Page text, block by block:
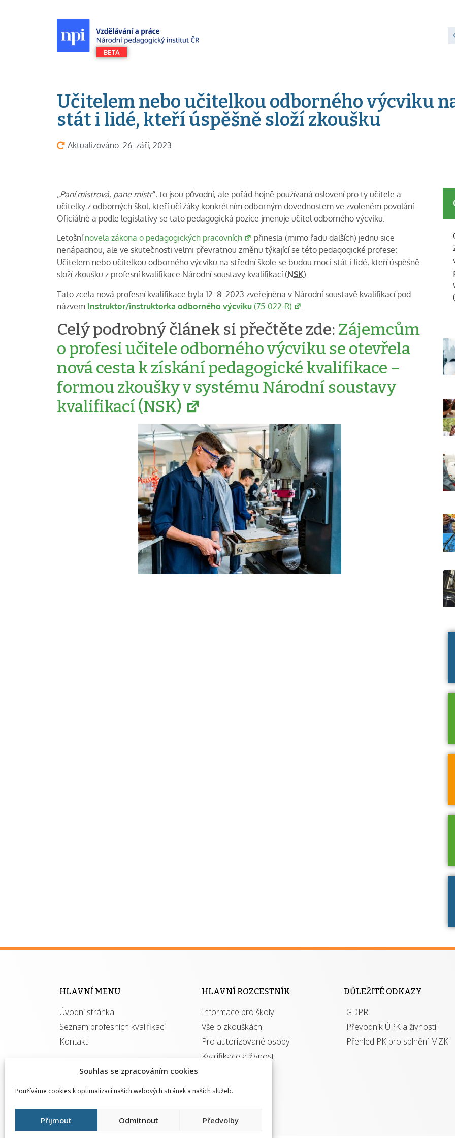
Souhlas se zpracováním cookies
Používáme cookies k optimalizaci našich webových stránek a našich služeb.
Přijmout Odmítnout Předvolby
Učitelem nebo učitelkou odborného výcviku
stát i lidé, kteří úspěšně složí zkoušku
Aktualizováno: 26. září, 2023
„Paní mistrová, pane mistr“, to jsou původní, ale pořád hojně používaná oslovení pro ty učitele a
učitelky z odborných škol, kteří učí žáky konkrétním odborným dovednostem ve zvoleném povolání.
Oficiálně a podle legislativy se tato pedagogická pozice jmenuje učitel odborného výcviku.
Letošnínovela zákona o pedagogických pracovních
přinesla (mimo řadu dalších) jednu sice
nenápadnou, ale ve skutečnosti velmi převratnou změnu týkající se této pedagogické profese:
Učitelem nebo učitelkou odborného výcviku na střední škole se budou moci stát i lidé, kteří úspěšně
složí zkoušku z profesní kvalifikace Národní soustavy kvalifikací (NSK).
Tato zcela nová profesní kvalifikace byla 12. 8. 2023 zveřejněna v Národní soustavě kvalifikací pod
názvem Instruktor/instruktorka odborného výcviku (75-022-R)
Celý podrobný článek si přečtěte zde: Zájemcům
o profesi učitele odborného výcviku se otevřela
nová cesta k získání pedagogické kvalifikace –
formou zkoušky v systému Národní soustavy
kvalifikací (NSK)
HLAVNÍ MENU
Úvodní stránka
Seznam profesních kvalifikací
Kontakt
HLAVNÍ ROZCESTNÍK
Informace pro školy
Vše o zkouškách
Pro autorizované osoby
Kvalifikace a živnosti
DŮLEŽITÉ ODKAZY
GDPR
Převodník ÚPK a živností
Přehled PK pro splnění MZK